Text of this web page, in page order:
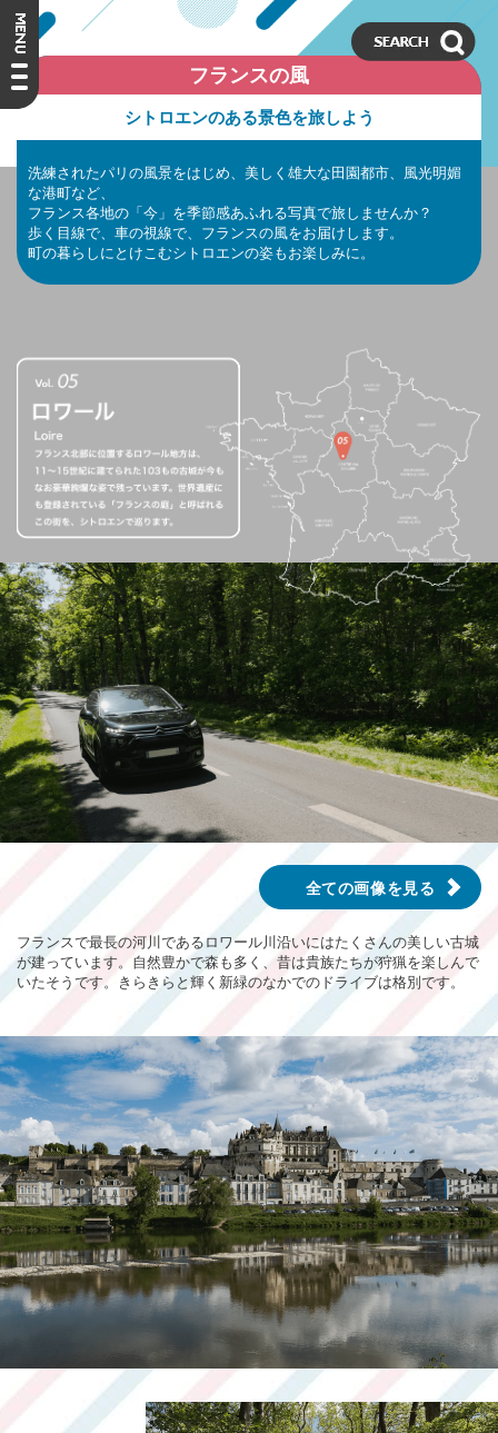
フランスの風
シトロエンのある景色を旅しよう
洗練されたパリの風景をはじめ、美しく雄大な田園都市、風光明媚
な港町など、
フランス各地の「今」を季節感あふれる写真で旅しませんか？
歩く目線で、車の視線で、フランスの風をお届けします。
町の暮らしにとけこむシトロエンの姿もお楽しみに。
全ての画像を見る
フランスで最長の河川であるロワール川沿いにはたくさんの美しい古城
が建っています。自然豊かで森も多く、昔は貴族たちが狩猟を楽しんで
いたそうです。きらきらと輝く新緑のなかでのドライブは格別です。